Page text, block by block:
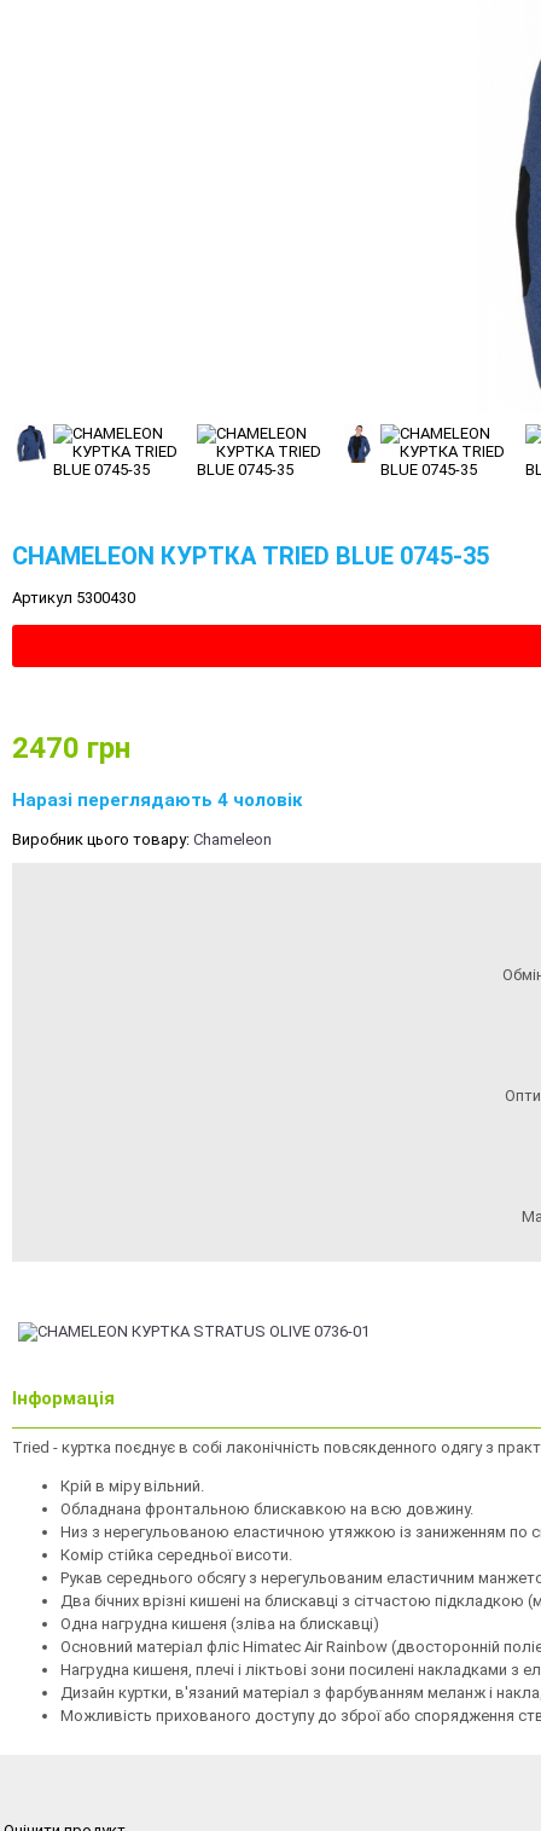
CHAMELEON КУРТКА TRIED BLUE 0745-35
Артикул 5300430
2470 грн
Наразі переглядають 4 чоловік
Виробник цього товару: Chameleon
Інформація
Tried - куртка поєднує в собі лаконічність повсякденного одягу з
Крій в міру вільний.
Обладнана фронтальною блискавкою на всю довжину.
Низ з нерегульованою еластичною утяжкою із заниженням по
Комір стійка середньої висоти.
Рукав середнього обсягу з нерегульованим еластичним
Два бічних врізні кишені на блискавці з сітчастою
Одна нагрудна кишеня (зліва на блискавці)
Основний матеріал фліс Himatec Air Rainbow (двосторонній
Нагрудна кишеня, плечі і ліктьові зони посилені накладками з
Дизайн куртки, в'язаний матеріал з фарбуванням меланж і
Можливість прихованого доступу до зброї або спорядження